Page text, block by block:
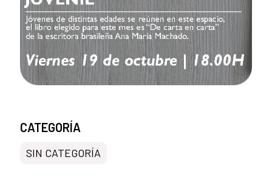
CATEGORÍA
SIN CATEGORÍA